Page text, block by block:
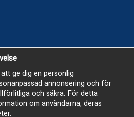
stängt
och paket skickas hela
ge dig en personlig
annonsering och för
och säkra. För detta
om användarna, deras